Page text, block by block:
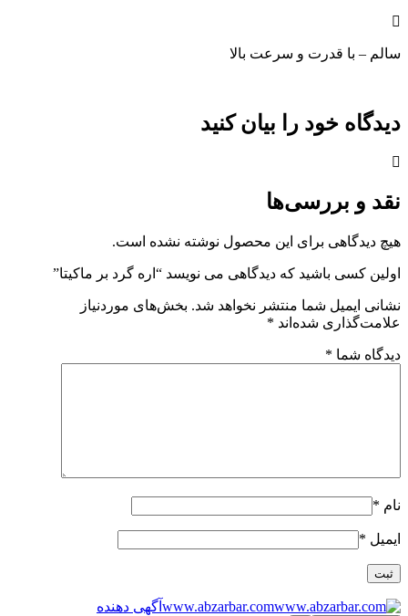
سالم – با قدرت و سرعت بالا
دیدگاه خود را بیان کنید
نقد و بررسی‌ها
هیچ دیدگاهی برای این محصول نوشته نشده است.
اولین کسی باشید که دیدگاهی می نویسد “اره گرد بر ماکیتا”
نشانی ایمیل شما منتشر نخواهد شد. بخش‌های موردنیاز
علامت‌گذاری شده‌اند *
دیدگاه شما *
نام *
ایمیل *
www.abzarbar.comآگهی دهنده